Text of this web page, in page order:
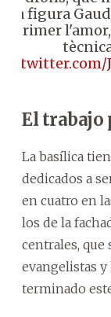
la figura
«primer
El trabajo
La basílica
dedicados a
en cuatro en
los de la
centrales, que
evangelistas y
terminado